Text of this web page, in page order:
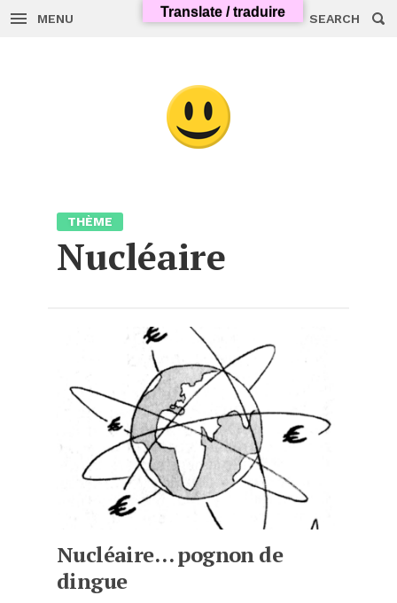
MENU SEARCH
THÈME
Nucléaire
Nucléaire… pognon de
dingue
Translate / traduire